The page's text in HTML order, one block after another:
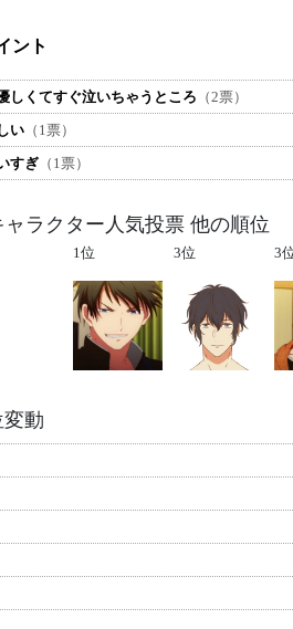
ント
しくてすぐ泣いちゃうところ （2票）
い （1票）
すぎ （1票）
ラクター人気投票 他の順位
1位 3位 3
動